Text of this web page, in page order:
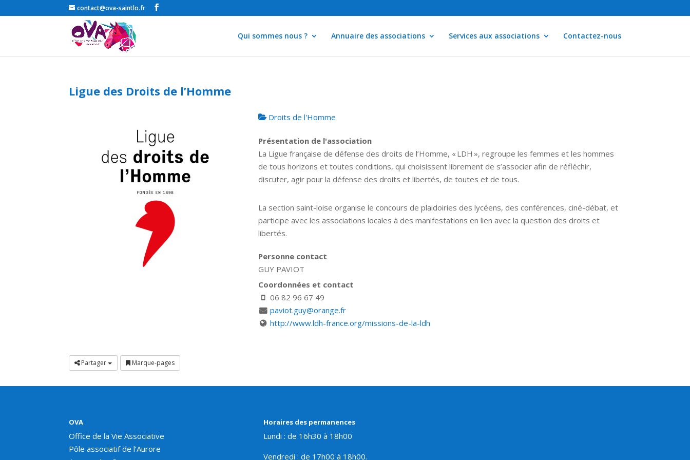
contact@ova-saintlo.fr
Qui sommes nous ? Annuaire des associations Services aux associations Contactez-nous
Ligue des Droits de l’Homme
Droits de l'Homme
Présentation de l'association
La Ligue française de défense des droits de l’Homme, « LDH », regroupe les femmes et les hommes
de tous horizons et toutes conditions, qui choisissent librement de s’associer afin de réfléchir,
discuter, agir pour la défense des droits et libertés, de toutes et de tous.
La section saint-loise organise le concours de plaidoiries des lycéens, des conférences, ciné-débat, et
participe avec les associations locales à des manifestations en lien avec la question des droits et
libertés.
Personne contact
GUY PAVIOT
Coordonnées et contact
06 82 96 67 49
paviot.guy@orange.fr
http://www.ldh-france.org/missions-de-la-ldh
Partager Marque-pages
OVA
Office de la Vie Associative
Pôle associatif de l’Aurore
Horaires des permanences
Lundi : de 16h30 à 18h00
Vendredi : de 17h00 à 18h00.